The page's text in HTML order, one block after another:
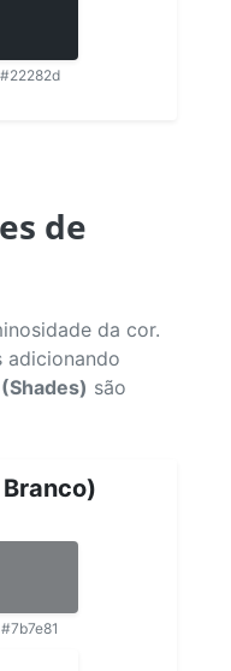
#22282d
de
da cor.
adicionando
são
#7b7e81